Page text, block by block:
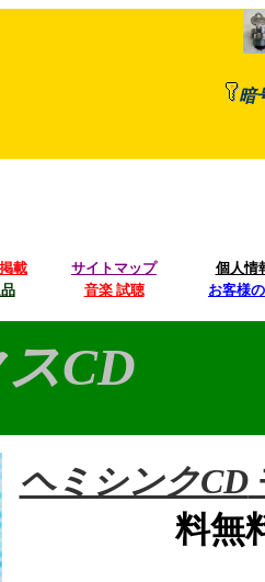
暗
載 サイトマップ
個人情
音楽 試聴
お客様
CD
ヘミシンクCD
料無